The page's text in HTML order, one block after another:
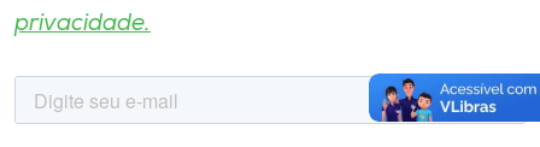
privacidade.